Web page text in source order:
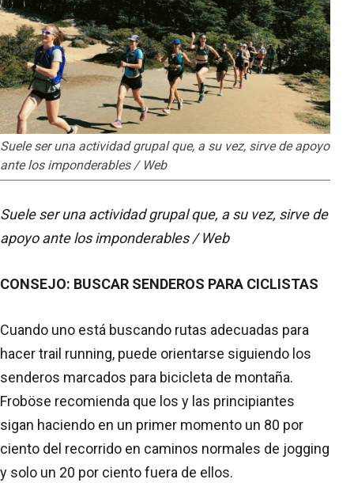
Suele ser una actividad grupal que, a su vez, sirve de apoyo
ante los imponderables / Web
Suele ser una actividad grupal que, a su vez, sirve de
apoyo ante los imponderables / Web
CONSEJO: BUSCAR SENDEROS PARA CICLISTAS
Cuando uno está buscando rutas adecuadas para
hacer trail running, puede orientarse siguiendo los
senderos marcados para bicicleta de montaña.
Froböse recomienda que los y las principiantes
sigan haciendo en un primer momento un 80 por
ciento del recorrido en caminos normales de jogging
y solo un 20 por ciento fuera de ellos.